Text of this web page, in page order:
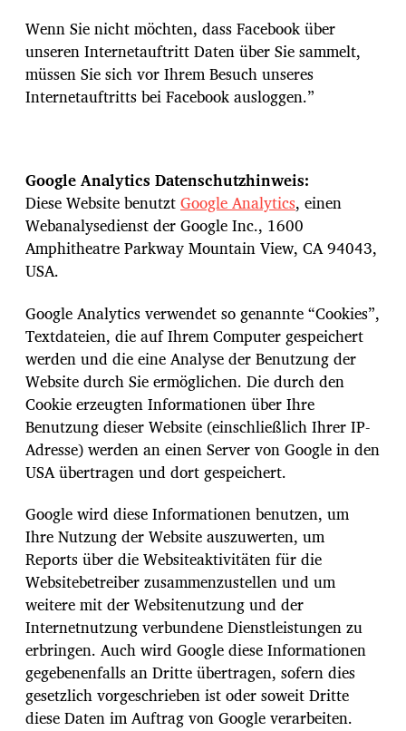
Wenn Sie nicht möchten, dass Facebook über
unseren Internetauftritt Daten über Sie sammelt,
müssen Sie sich vor Ihrem Besuch unseres
Internetauftritts bei Facebook ausloggen.”
Google Analytics Datenschutzhinweis:
Diese Website benutztGoogle Analytics, einen
Webanalysedienst der Google Inc., 1600
Amphitheatre Parkway Mountain View, CA 94043,
USA.
Google Analytics verwendet so genannte “Cookies”,
Textdateien, die auf Ihrem Computer gespeichert
werden und die eine Analyse der Benutzung der
Website durch Sie ermöglichen. Die durch den
Cookie erzeugten Informationen über Ihre
Benutzung dieser Website (einschließlich Ihrer IP-
Adresse) werden an einen Server von Google in den
USA übertragen und dort gespeichert.
Google wird diese Informationen benutzen, um
Ihre Nutzung der Website auszuwerten, um
Reports über die Websiteaktivitäten für die
Websitebetreiber zusammenzustellen und um
weitere mit der Websitenutzung und der
Internetnutzung verbundene Dienstleistungen zu
erbringen. Auch wird Google diese Informationen
gegebenenfalls an Dritte übertragen, sofern dies
gesetzlich vorgeschrieben ist oder soweit Dritte
diese Daten im Auftrag von Google verarbeiten.